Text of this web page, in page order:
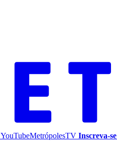
YouTubeMetrópolesTV Inscreva-se